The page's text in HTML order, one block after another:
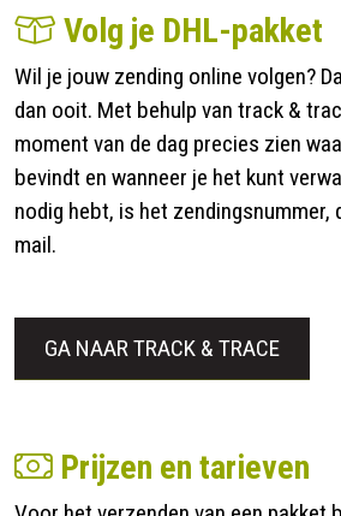
Volg je DHL-pakket
Wil je jouw zending online volgen?
dan ooit. Met behulp van track &
moment van de dag precies zien
bevindt en wanneer je het kunt
nodig hebt, is het zendingsnummer,
mail.
GA NAAR TRACK & TRACE
Prijzen en tarieven